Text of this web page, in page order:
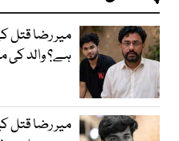
میر رضا قتل
ہے؟ والد کی
میر رضا